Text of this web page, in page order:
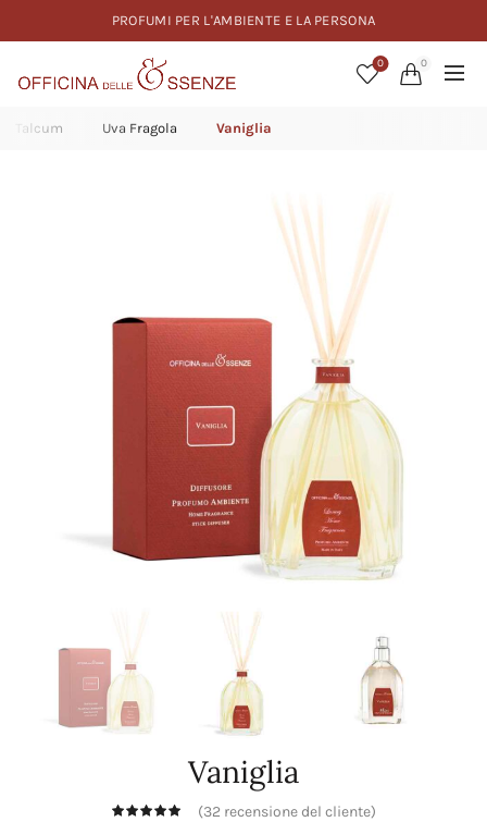
PROFUMI PER L'AMBIENTE E LA PERSONA
0 0
Talcum Uva Fragola Vaniglia
Vaniglia
(32 recensione del cliente)